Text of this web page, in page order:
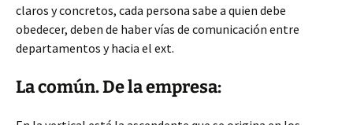
claros y concretos, cada persona sabe a quien debe
obedecer, deben de haber vías de comunicación entre
departamentos y hacia el ext.
La común. De la empresa: